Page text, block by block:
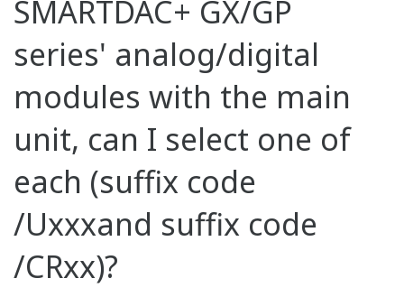
SMARTDAC+ GX/GP
series' analog/digital
modules with the main
unit, can I select one of
each (suffix code
/Uxxxand suffix code
/CRxx)?